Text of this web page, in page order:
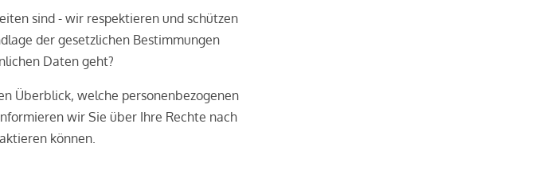
sind - wir respektieren und schützen
der gesetzlichen Bestimmungen
Daten geht?
Überblick, welche personenbezogenen
wir Sie über Ihre Rechte nach
können.